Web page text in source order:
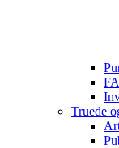
Truede